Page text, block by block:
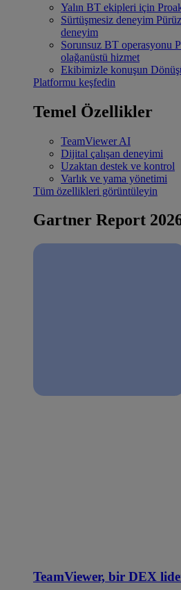
Yalın BT ekipleri için
Sürtüşmesiz deneyim
deneyim
Sorunsuz BT operasyonu
olağanüstü hizmet
Ekibimizle konuşun
Platformu keşfedin
Temel Özellikler
TeamViewer AI
Dijital çalışan deneyimi
Uzaktan destek ve kontrol
Varlık ve yama yönetimi
Tüm özellikleri görüntüleyin
Gartner Report
TeamViewer, bir DEX